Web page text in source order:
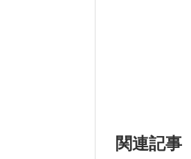
関連記事